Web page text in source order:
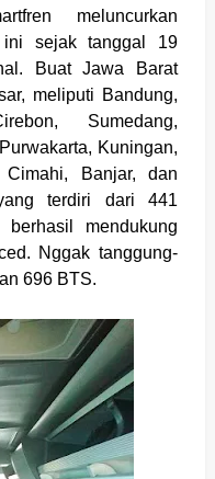
meluncurkan
ini sejak tanggal 19
Buat Jawa Barat
meliputi Bandung,
Sumedang,
Kuningan,
Cimahi, Banjar, dan
terdiri dari 441
berhasil mendukung
Nggak tanggung-
696 BTS.